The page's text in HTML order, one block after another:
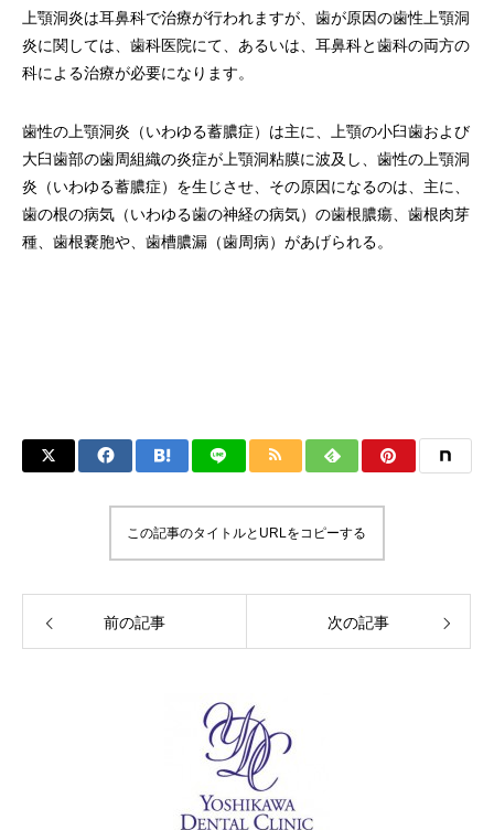
上顎洞炎は耳鼻科で治療が行われますが、歯が原因の歯性上顎洞
炎に関しては、歯科医院にて、あるいは、耳鼻科と歯科の両方の
科による治療が必要になります。
歯性の上顎洞炎（いわゆる蓄膿症）は主に、上顎の小臼歯および
大臼歯部の歯周組織の炎症が上顎洞粘膜に波及し、歯性の上顎洞
炎（いわゆる蓄膿症）を生じさせ、その原因になるのは、主に、
歯の根の病気（いわゆる歯の神経の病気）の歯根膿瘍、歯根肉芽
種、歯根嚢胞や、歯槽膿漏（歯周病）があげられる。
この記事のタイトルとURLをコピーする
前の記事 次の記事